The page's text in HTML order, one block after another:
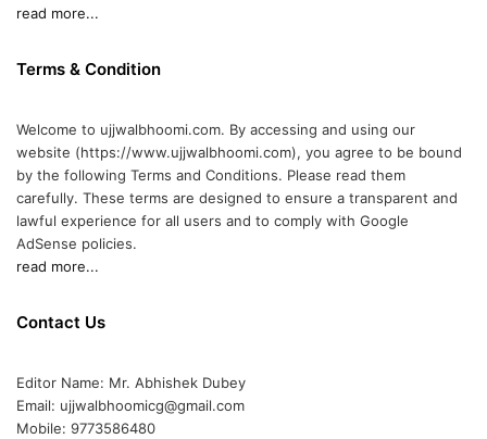
read more...
Terms & Condition
Welcome to ujjwalbhoomi.com. By accessing and using our
website (https://www.ujjwalbhoomi.com), you agree to be bound
by the following Terms and Conditions. Please read them
carefully. These terms are designed to ensure a transparent and
lawful experience for all users and to comply with Google
AdSense policies.
read more...
Contact Us
Editor Name: Mr. Abhishek Dubey
Email: ujjwalbhoomicg@gmail.com
Mobile: 9773586480